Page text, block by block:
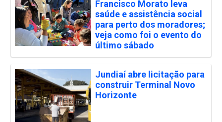
Francisco Morato leva
saúde e assistência social
para perto dos moradores;
veja como foi o evento do
último sábado
Jundiaí abre licitação para
construir Terminal Novo
Horizonte